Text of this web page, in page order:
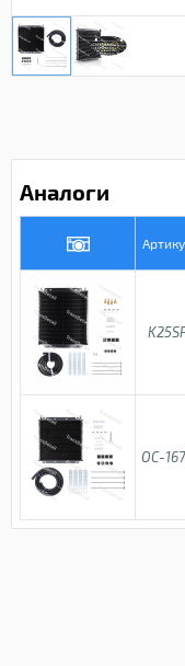
Аналоги
OC-